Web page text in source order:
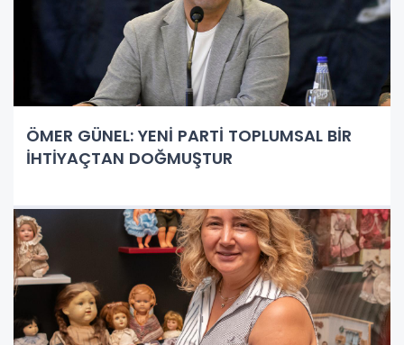
ÖMER GÜNEL: YENİ PARTİ TOPLUMSAL BİR
İHTİYAÇTAN DOĞMUŞTUR